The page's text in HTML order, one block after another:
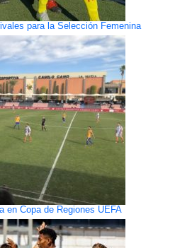
para la Selección Femenina
en Copa de Regiones UEFA